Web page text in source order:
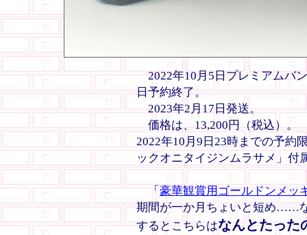
2022年10月5日プレミアムバ
日予約終了。
2023年2月17日発送。
価格は、13,200円（税込）
2022年10月9日23時までの予約
ックオニタイジンムラサメ」付
「豪華観賞用ゴールドンメッ
期間が一か月ちょいと短め……
するとこちらはなんとたった